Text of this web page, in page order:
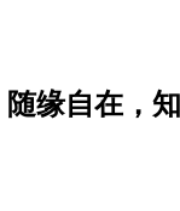
随缘自在，